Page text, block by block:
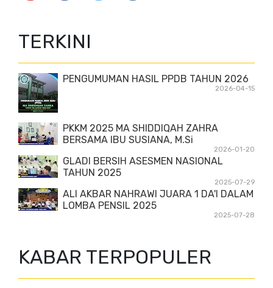
TERKINI
PENGUMUMAN HASIL PPDB TAHUN 2026
2026-04-15
PKKM 2025 MA SHIDDIQAH ZAHRA
BERSAMA IBU SUSIANA, M.Si
2026-01-20
GLADI BERSIH ASESMEN NASIONAL
TAHUN 2025
2025-07-29
ALI AKBAR NAHRAWI JUARA 1 DA'I DALAM
LOMBA PENSIL 2025
2025-07-28
KABAR TERPOPULER